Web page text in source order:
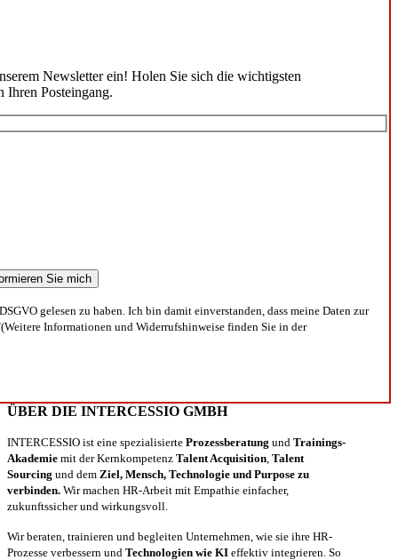
Newsletter ein! Holen Sie sich die wichtigsten
Ihren Posteingang.
gelesen zu haben. Ich bin damit einverstanden, dass meine Daten zur
Informationen und Widerrufshinweise finden Sie in der
ÜBER DIE INTERCESSIO GMBH
INTERCESSIO ist eine spezialisierte Prozessberatung und Trainings-
Akademie mit der Kernkompetenz Talent Acquisition Talent
Sourcing und dem Ziel, Mensch, Technologie und Purpose zu
verbinden. Wir machen HR-Arbeit mit Empathie einfacher,
zukunftssicher und wirkungsvoll.
Wir beraten, trainieren und begleiten Unternehmen, wie sie ihre HR-
Prozesse verbessern und Technologien wie KI effektiv integrieren. So